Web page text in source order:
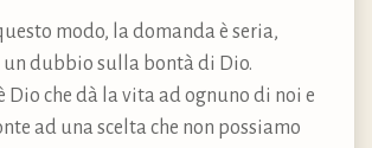
modo, la domanda è seria,
un dubbio sulla bontà di Dio.
Dio che dà la vita ad ognuno di noi e
ad una scelta che non possiamo